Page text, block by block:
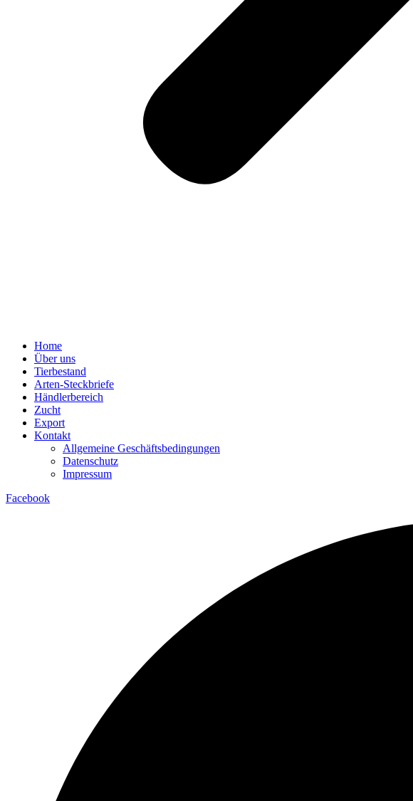
Home
Über uns
Tierbestand
Arten-Steckbriefe
Händlerbereich
Zucht
Export
Kontakt
Allgemeine Geschäftsbedingungen
Datenschutz
Impressum
Facebook